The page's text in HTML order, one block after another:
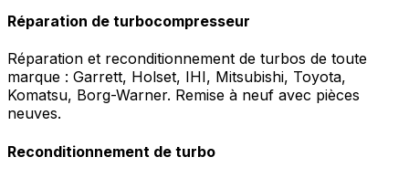
Réparation de turbocompresseur
Réparation et reconditionnement de turbos de toute
marque : Garrett, Holset, IHI, Mitsubishi, Toyota,
Komatsu, Borg-Warner. Remise à neuf avec pièces
neuves.
Reconditionnement de turbo